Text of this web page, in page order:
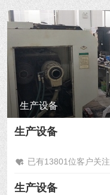
生产设备
生产设备
已有13801位客户关注
生产设备